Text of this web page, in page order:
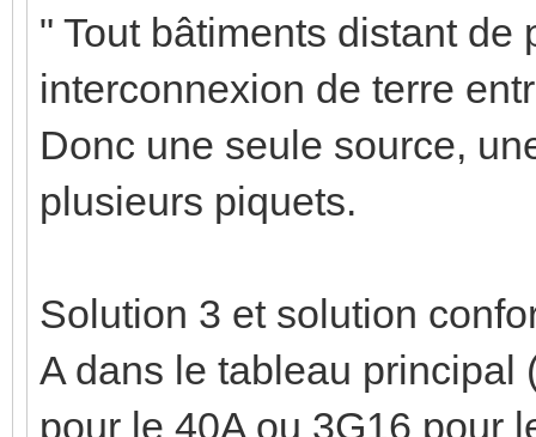
" Tout bâtiments distant
interconnexion de terre
Donc une seule source,
plusieurs piquets.
Solution 3 et solution
A dans le tableau principal
pour le 40A ou 3G16 pour